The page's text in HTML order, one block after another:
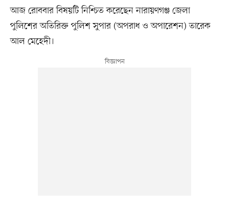
আজ রোববার বিষয়টি নিশ্চিত করেছেন নারায়ণগঞ্জ জেলা
পুলিশের অতিরিক্ত পুলিশ সুপার (অপরাধ ও অপারেশন) তারেক
আল মেহেদী।